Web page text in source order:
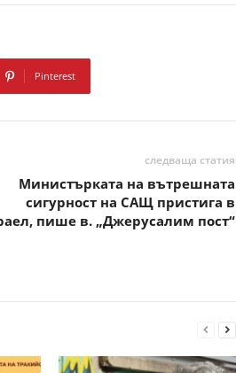
Pinterest
следваща статия
Министърката на вътрешната
сигурност на САЩ пристига в
пише в. „Джерусалим пост“